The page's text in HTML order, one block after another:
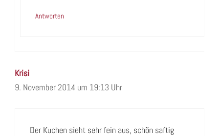
Antworten
Krisi
9. November 2014 um 19:13 Uhr
Der Kuchen sieht sehr fein aus, schön saftig